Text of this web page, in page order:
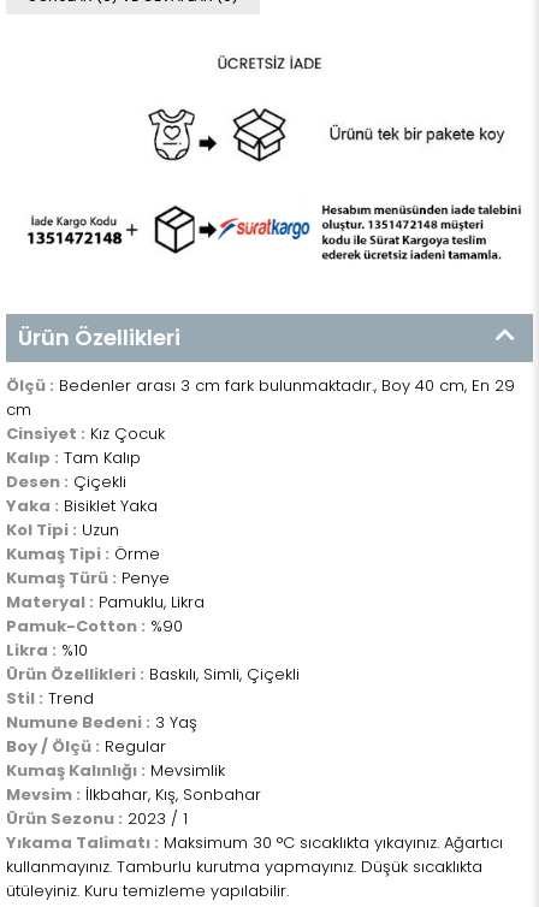
Ürün Özellikleri
Ölçü : Bedenler arası 3 cm fark bulunmaktadır., Boy 40 cm, En 29
cm
Cinsiyet : Kız Çocuk
Kalıp : Tam Kalıp
Desen : Çiçekli
Yaka : Bisiklet Yaka
Kol Tipi : Uzun
Kumaş Tipi : Örme
Kumaş Türü : Penye
Materyal : Pamuklu, Likra
Pamuk-Cotton : %90
Likra : %10
Ürün Özellikleri : Baskılı, Simli, Çiçekli
Stil : Trend
Numune Bedeni : 3 Yaş
Boy / Ölçü : Regular
Kumaş Kalınlığı : Mevsimlik
Mevsim : İlkbahar, Kış, Sonbahar
Ürün Sezonu : 2023 / 1
Yıkama Talimatı : Maksimum 30 °C sıcaklıkta yıkayınız. Ağartıcı
kullanmayınız. Tamburlu kurutma yapmayınız. Düşük sıcaklıkta
ütüleyiniz. Kuru temizleme yapılabilir.